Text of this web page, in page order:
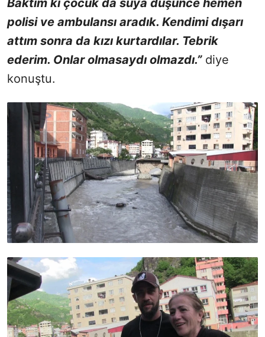
Baktım ki çocuk da suya düşünce hemen
polisi ve ambulansı aradık. Kendimi dışarı
attım sonra da kızı kurtardılar. Tebrik
ederim. Onlar olmasaydı olmazdı.”diye
konuştu.